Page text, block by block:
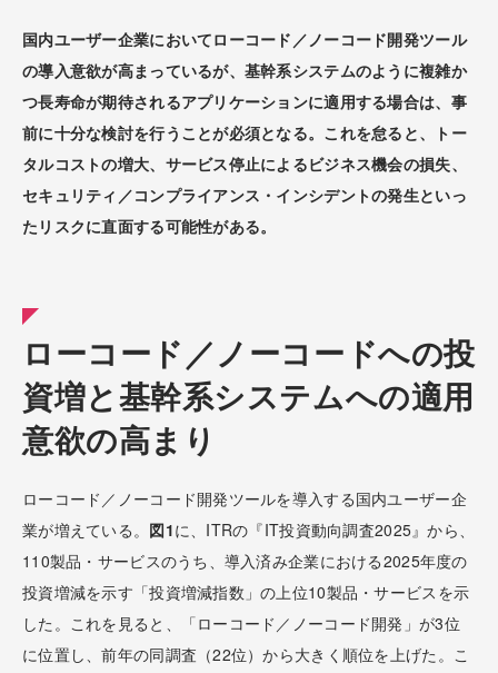
国内ユーザー企業においてローコード／ノーコード開発ツール
の導入意欲が高まっているが、基幹系システムのように複雑か
つ長寿命が期待されるアプリケーションに適用する場合は、事
前に十分な検討を行うことが必須となる。これを怠ると、トー
タルコストの増大、サービス停止によるビジネス機会の損失、
セキュリティ／コンプライアンス・インシデントの発生といっ
たリスクに直面する可能性がある。
ローコード／ノーコードへの投
資増と基幹系システムへの適用
意欲の高まり
ローコード／ノーコード開発ツールを導入する国内ユーザー企
業が増えている。 図1に、ITRの『IT投資動向調査2025』から、
110製品・サービスのうち、導入済み企業における2025年度の
投資増減を示す「投資増減指数」の上位10製品・サービスを示
した。これを見ると、「ローコード／ノーコード開発」が3位
に位置し、前年の同調査（22位）から大きく順位を上げた。こ